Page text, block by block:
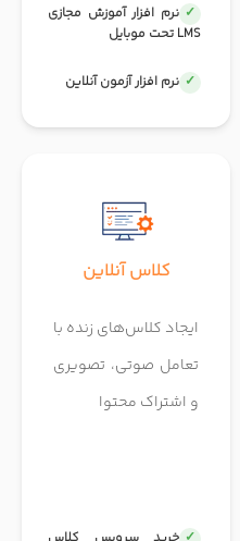
نرم افزار آموزش مجازی
LMS تحت موبایل
نرم افزار آزمون آنلاین
کلاس آنلاین
ایجاد کلاس‌های زنده با
تعامل صوتی، تصویری
و اشتراک محتوا